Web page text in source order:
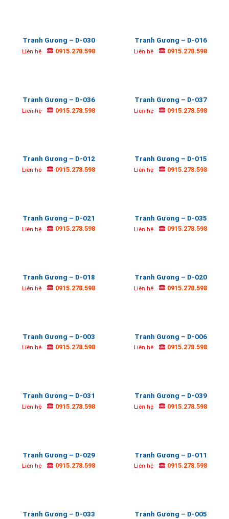
Tranh Gương – D-030
Liên hệ 0915.278.598
Tranh Gương – D-016
Liên hệ 0915.278.598
Tranh Gương – D-036
Liên hệ 0915.278.598
Tranh Gương – D-037
Liên hệ 0915.278.598
Tranh Gương – D-012
Liên hệ 0915.278.598
Tranh Gương – D-015
Liên hệ 0915.278.598
Tranh Gương – D-021
Liên hệ 0915.278.598
Tranh Gương – D-035
Liên hệ 0915.278.598
Tranh Gương – D-018
Liên hệ 0915.278.598
Tranh Gương – D-020
Liên hệ 0915.278.598
Tranh Gương – D-003
Liên hệ 0915.278.598
Tranh Gương – D-006
Liên hệ 0915.278.598
Tranh Gương – D-031
Liên hệ 0915.278.598
Tranh Gương – D-039
Liên hệ 0915.278.598
Tranh Gương – D-029
Liên hệ 0915.278.598
Tranh Gương – D-011
Liên hệ 0915.278.598
Tranh Gương – D-033 Tranh Gương – D-005